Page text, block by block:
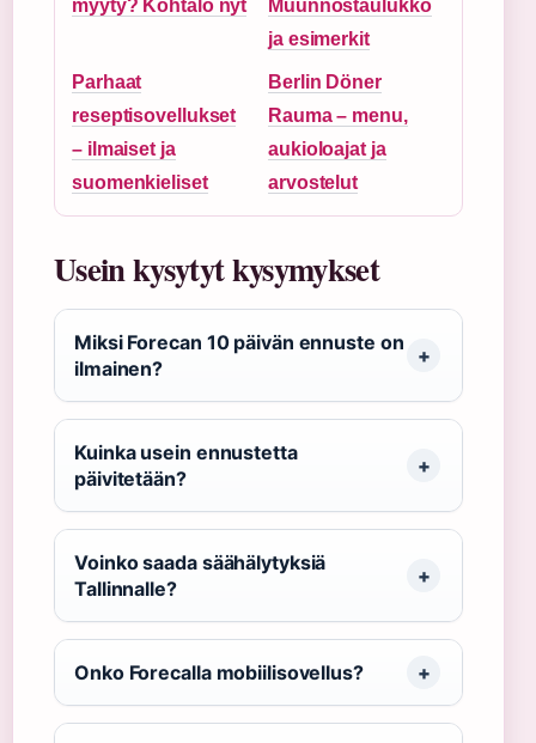
myyty? Kohtalo nyt
Muunnostaulukko
ja esimerkit
Parhaat
reseptisovellukset
– ilmaiset ja
suomenkieliset
Berlin Döner
Rauma – menu,
aukioloajat ja
arvostelut
Usein kysytyt kysymykset
Miksi Forecan 10 päivän ennuste on
ilmainen?
Kuinka usein ennustetta
päivitetään?
Voinko saada säähälytyksiä
Tallinnalle?
Onko Forecalla mobiilisovellus?